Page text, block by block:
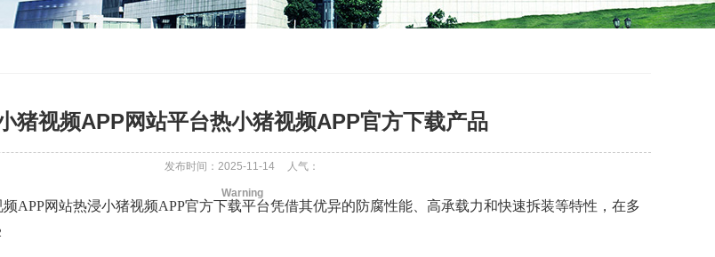
猪视频APP网站平台热小猪视频APP官方下载产品
发布时间：2025-11-14 人气：
Warning
APP网站热浸小猪视频APP官方下载平台凭借其优异的防腐性能、高承载力和快速拆装等特性，在多